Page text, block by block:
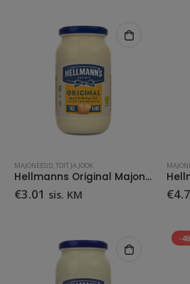
MAJONEESID,TOIT JA JOOK
Hellmanns Original Majonees 210 ml
€3.01 sis. KM €
-